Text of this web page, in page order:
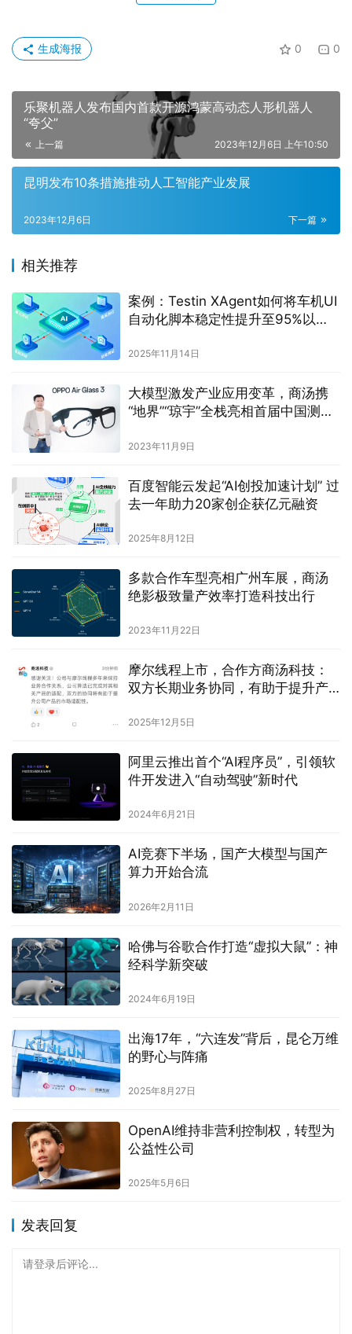
0 0
生成海报
乐聚机器人发布国内首款开源鸿蒙高动态人形机器人
“夸父”
上一篇 2023年12月6日 上午10:50
昆明发布10条措施推动人工智能产业发展
下一篇
2023年12月6日
相关推荐
案例：Testin XAgent如何将车机UI
自动化脚本稳定性提升至95%以
2025年11月14日
大模型激发产业应用变革，商汤携
“地界”“琼宇”全栈亮相首届中国测绘
2023年11月9日
百度智能云发起“AI创投加速计划” 过
去一年助力20家创企获亿元融资
2025年8月12日
多款合作车型亮相广州车展，商汤
绝影极致量产效率打造科技出行
2023年11月22日
摩尔线程上市，合作方商汤科技：
双方长期业务协同，有助于提升产
2025年12月5日
阿里云推出首个“AI程序员”，引领软
件开发进入“自动驾驶”新时代
2024年6月21日
AI竞赛下半场，国产大模型与国产
算力开始合流
2026年2月11日
哈佛与谷歌合作打造“虚拟大鼠”：神
经科学新突破
2024年6月19日
出海17年，“六连发”背后，昆仑万维
的野心与阵痛
2025年8月27日
OpenAI维持非营利控制权，转型为
公益性公司
2025年5月6日
发表回复
请登录后评论...